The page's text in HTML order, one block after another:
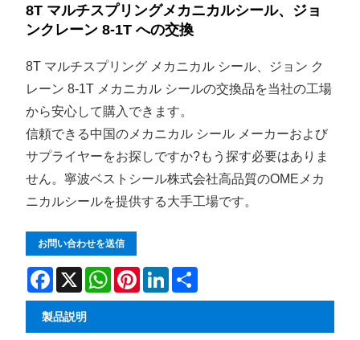
8T マルチスプリングメカニカルシール、ジョ
ンクレーン 8-1T への交換
8T マルチスプリング メカニカル シール、ジョン ク
レーン 8-1T メカニカル シールの交換品を当社の工場
から安心して購入できます。
信頼できる中国のメカニカル シール メーカーおよび
サプライヤーをお探しですか?もう探す必要はありま
せん。寧波ベストシール株式会社高品質のOMEメカ
ニカルシールを提供する大手工場です。
お問い合わせを送信
Facebook
X WhatsAppPinterestLinkedIn
製品説明